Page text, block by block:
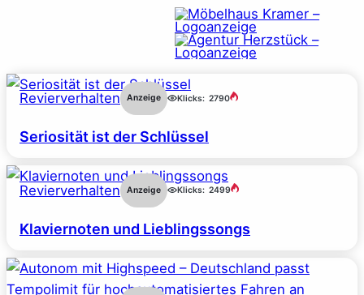
Revierverhalten Anzeige Klicks: 2790
Seriosität ist der Schlüssel
Revierverhalten Anzeige Klicks: 2499
Klaviernoten und Lieblingssongs